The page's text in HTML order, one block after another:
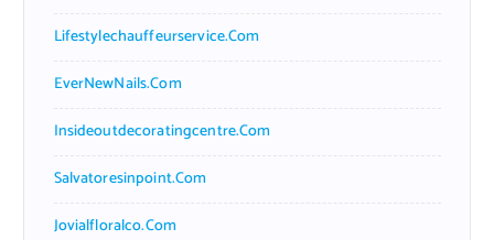
Lifestylechauffeurservice.com
EverNewNails.com
Insideoutdecoratingcentre.com
Salvatoresinpoint.com
Jovialfloralco.com